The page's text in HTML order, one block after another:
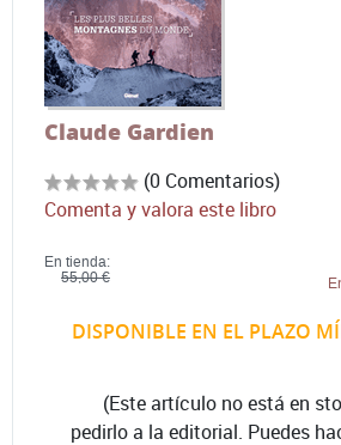
Claude Gardien
(0 Comentarios)
Comenta y valora este libro
En tienda:
55,00 €
DISPONIBLE EN EL PLAZO
(Este artículo no está en
pedirlo a la editorial. Puedes